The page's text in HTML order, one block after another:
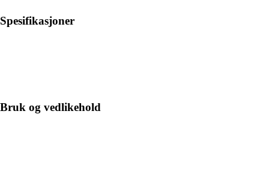
Spesifikasjoner
Bruk og vedlikehold